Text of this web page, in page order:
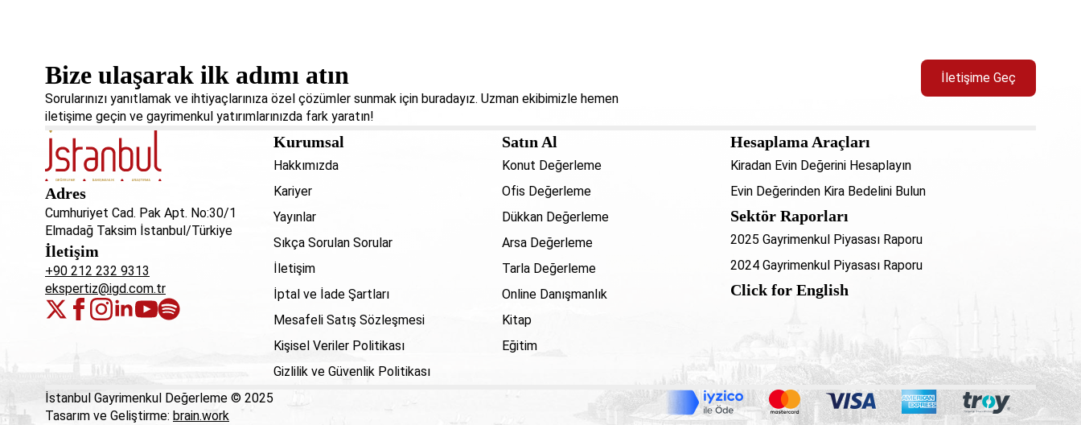
Bize ulaşarak ilk adımı atın
Sorularınızı yanıtlamak ve ihtiyaçlarınıza özel çözümler sunmak için buradayız. Uzman ekibimizle hemen
iletişime geçin ve gayrimenkul yatırımlarınızda fark yaratın!
İletişime Geç
Adres
Cumhuriyet Cad. Pak Apt. No:30/1
Elmadağ Taksim İstanbul/Türkiye
İletişim
+90 212 232 9313
ekspertiz@igd.com.tr
Kurumsal
Hakkımızda
Kariyer
Yayınlar
Sıkça Sorulan Sorular
İletişim
İptal ve İade Şartları
Mesafeli Satış Sözleşmesi
Kişisel Veriler Politikası
Gizlilik ve Güvenlik Politikası
Satın Al
Konut Değerleme
Ofis Değerleme
Dükkan Değerleme
Arsa Değerleme
Tarla Değerleme
Online Danışmanlık
Kitap
Eğitim
Hesaplama Araçları
Kiradan Evin Değerini Hesaplayın
Evin Değerinden Kira Bedelini Bulun
Sektör Raporları
2025 Gayrimenkul Piyasası Raporu
2024 Gayrimenkul Piyasası Raporu
Click for English
İstanbul Gayrimenkul Değerleme © 2025
Tasarım ve Geliştirme: brain.work